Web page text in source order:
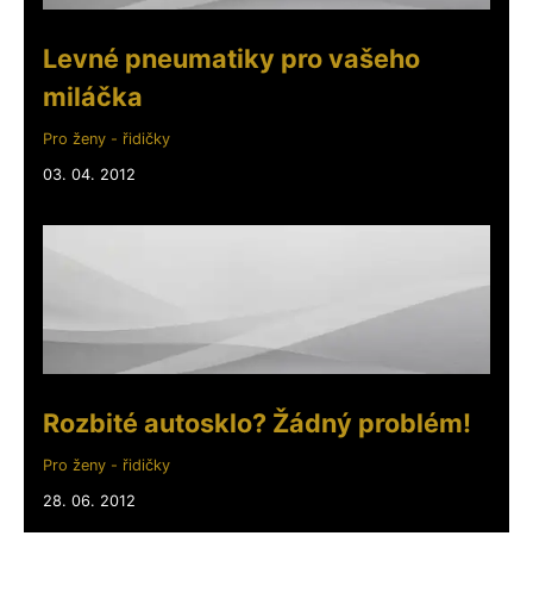
Levné pneumatiky pro vašeho
miláčka
Pro ženy - řidičky
03. 04. 2012
Rozbité autosklo? Žádný problém!
Pro ženy - řidičky
28. 06. 2012